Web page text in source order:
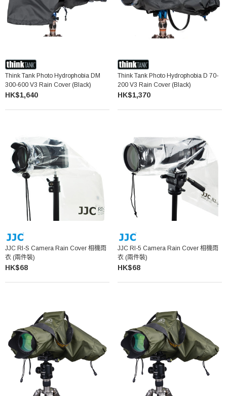
Think Tank Photo Hydrophobia DM
300-600 V3 Rain Cover (Black)
HK$1,640
Think Tank Photo Hydrophobia D 70-
200 V3 Rain Cover (Black)
HK$1,370
JJC RI-S Camera Rain Cover 相機雨
衣 (兩件裝)
HK$68
JJC RI-5 Camera Rain Cover 相機雨
衣 (兩件裝)
HK$68